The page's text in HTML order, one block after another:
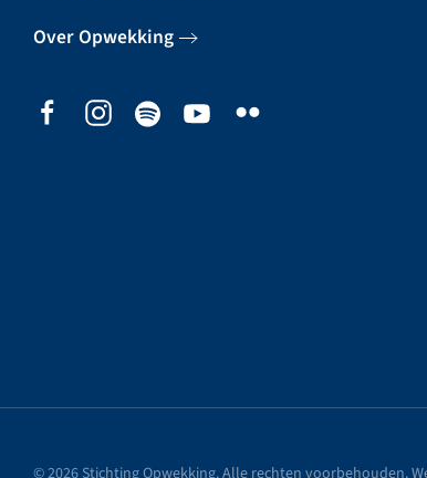
Over Opwekking